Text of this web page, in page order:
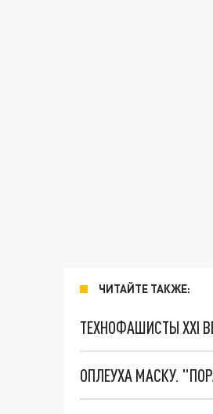
ЧИТАЙТЕ ТАКЖЕ:
ТЕХНОФАШИСТЫ XXI
ОПЛЕУХА МАСКУ.